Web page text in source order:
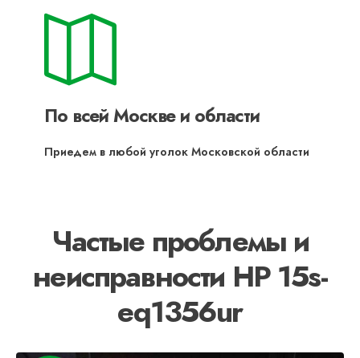
По всей Москве и области
Приедем в любой уголок Московской области
Частые проблемы и
неисправности HP 15s-
eq1356ur